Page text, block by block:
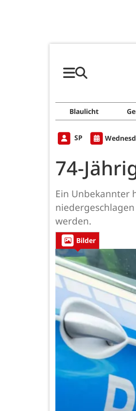
Blaulicht
SP
74-
Ein Unbekannter
werden.
Bilder